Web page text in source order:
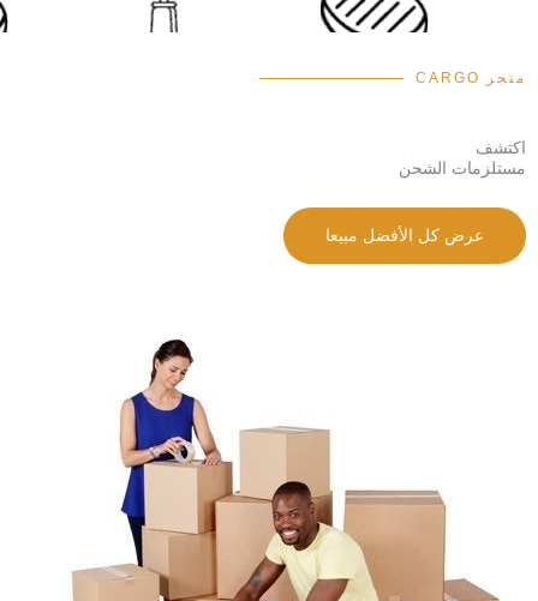
متجر CARGO
اكتشف
مستلزمات الشحن
عرض كل الأفضل مبيعا